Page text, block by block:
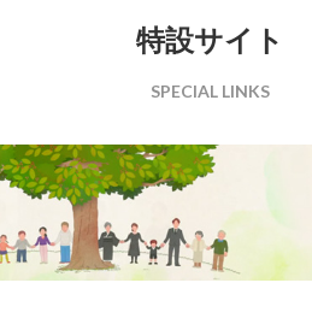
特設サイト
SPECIAL LINKS